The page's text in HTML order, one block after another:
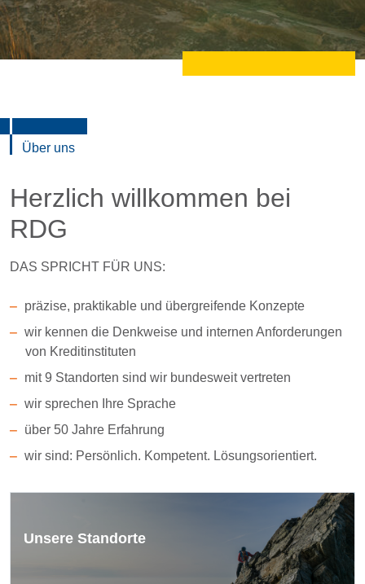
Über uns
Herzlich willkommen bei
RDG
DAS SPRICHT FÜR UNS:
präzise, praktikable und übergreifende Konzepte
wir kennen die Denkweise und internen Anforderungen
von Kreditinstituten
mit 9 Standorten sind wir bundesweit vertreten
wir sprechen Ihre Sprache
über 50 Jahre Erfahrung
wir sind: Persönlich. Kompetent. Lösungsorientiert.
Unsere Standorte